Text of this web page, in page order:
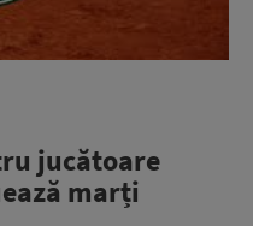
jucătoare
marți